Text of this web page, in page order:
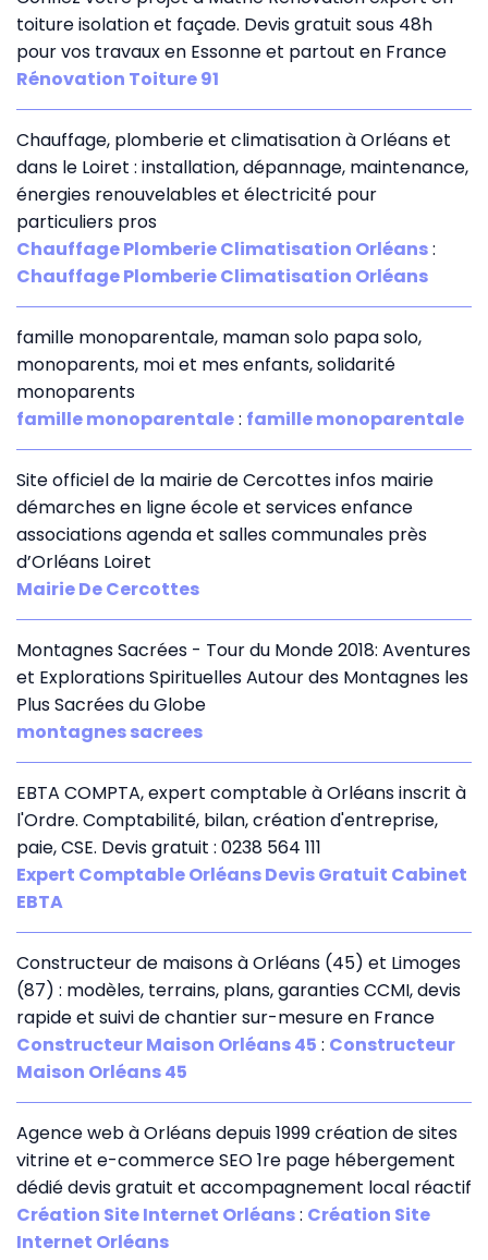
toiture isolation et façade. Devis gratuit sous 48h
pour vos travaux en Essonne et partout en France
Rénovation Toiture 91
Chauffage, plomberie et climatisation à Orléans et
dans le Loiret : installation, dépannage, maintenance,
énergies renouvelables et électricité pour
particuliers pros
Chauffage Plomberie Climatisation Orléans:
Chauffage Plomberie Climatisation Orléans
famille monoparentale, maman solo papa solo,
monoparents, moi et mes enfants, solidarité
monoparents
famille monoparentale: famille monoparentale
Site officiel de la mairie de Cercottes infos mairie
démarches en ligne école et services enfance
associations agenda et salles communales près
d’Orléans Loiret
Mairie De Cercottes
Montagnes Sacrées - Tour du Monde 2018: Aventures
et Explorations Spirituelles Autour des Montagnes les
Plus Sacrées du Globe
montagnes sacrees
EBTA COMPTA, expert comptable à Orléans inscrit à
l'Ordre. Comptabilité, bilan, création d'entreprise,
paie, CSE. Devis gratuit : 0238 564 111
Expert Comptable Orléans Devis Gratuit Cabinet
EBTA
Constructeur de maisons à Orléans (45) et Limoges
(87) : modèles, terrains, plans, garanties CCMI, devis
rapide et suivi de chantier sur-mesure en France
Constructeur Maison Orléans 45 : Constructeur
Maison Orléans 45
Agence web à Orléans depuis 1999 création de sites
vitrine et e-commerce SEO 1re page hébergement
dédié devis gratuit et accompagnement local réactif
Création Site Internet Orléans: Création Site
Internet Orléans